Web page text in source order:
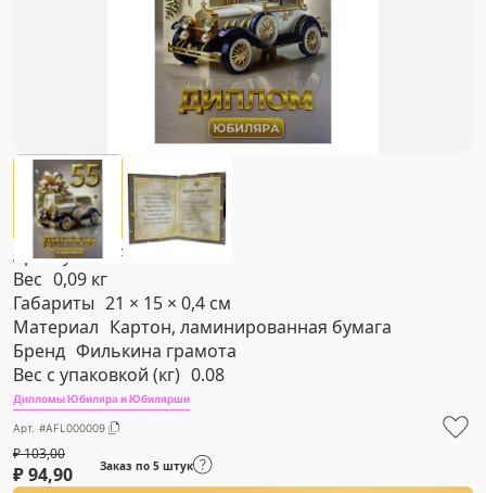
Артикул #AFL000009
Вес 0,09 кг
Габариты 21 × 15 × 0,4 см
Материал Картон, ламинированная бумага
Бренд Филькина грамота
Вес с упаковкой (кг) 0.08
Дипломы Юбиляра и Юбилярши
Арт. #AFL000009
₽103,00
₽94,90 Заказ по 5 штук